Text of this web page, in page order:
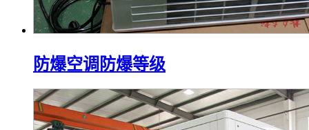
防爆空调防爆等级